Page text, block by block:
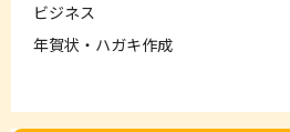
ビジネス
年賀状・ハガキ作成